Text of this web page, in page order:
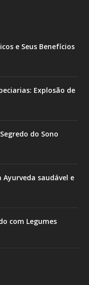
e Seus Benefícios
Explosão de
do Sono
saudável e
com Legumes